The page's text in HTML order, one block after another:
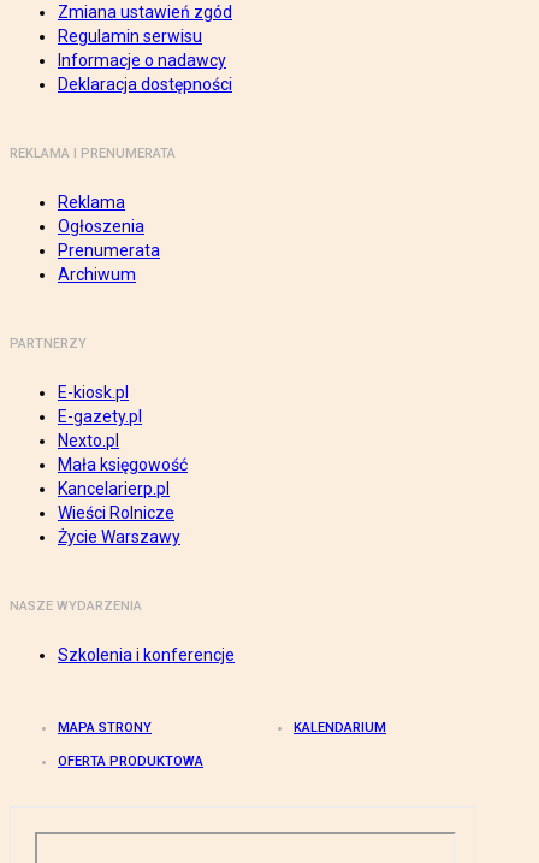
Zmiana ustawień zgód
Regulamin serwisu
Informacje o nadawcy
Deklaracja dostępności
REKLAMA I PRENUMERATA
Reklama
Ogłoszenia
Prenumerata
Archiwum
PARTNERZY
E-kiosk.pl
E-gazety.pl
Nexto.pl
Mała księgowość
Kancelarierp.pl
Wieści Rolnicze
Życie Warszawy
NASZE WYDARZENIA
Szkolenia i konferencje
MAPA STRONY KALENDARIUM
OFERTA PRODUKTOWA